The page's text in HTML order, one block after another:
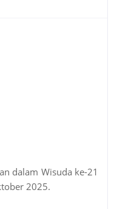
dalam Wisuda ke-21
2025.